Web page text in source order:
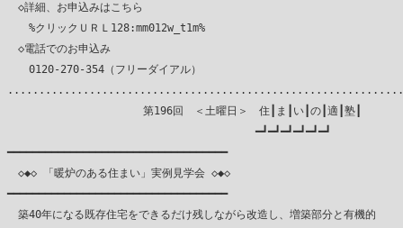
◇詳細、お申込みはこちら
%クリックＵＲＬ128:mm012w_t1m%
◇電話でのお申込み
0120-270-354（フリーダイアル）
第196回　＜土曜日＞　住┃ま┃い┃の┃適┃塾┃
━┛━┛━┛━┛━┛━┛
━━━━━━━━━━━━━━━━━━━━━━━━━━━━━━━━━━━
◇◆◇ 「暖炉のある住まい」実例見学会 ◇◆◇
━━━━━━━━━━━━━━━━━━━━━━━━━━━━━━━━━━━
築40年になる既存住宅をできるだけ残しながら改造し、増築部分と有機的